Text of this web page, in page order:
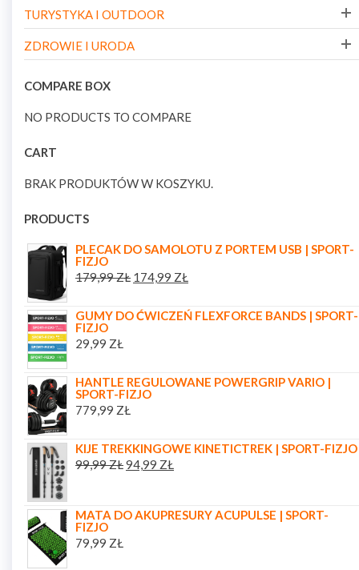
TURYSTYKA I OUTDOOR
ZDROWIE I URODA
COMPARE BOX
NO PRODUCTS TO COMPARE
CART
BRAK PRODUKTÓW W KOSZYKU.
PRODUCTS
PLECAK DO SAMOLOTU Z PORTEM USB | SPORT-
FIZJO
179,99ZŁ 174,99 ZŁ
GUMY DO ĆWICZEŃ FLEXFORCE BANDS | SPORT-
FIZJO
29,99 ZŁ
HANTLE REGULOWANE POWERGRIP VARIO |
SPORT-FIZJO
779,99 ZŁ
KIJE TREKKINGOWE KINETICTREK | SPORT-FIZJO
99,99ZŁ94,99 ZŁ
MATA DO AKUPRESURY ACUPULSE | SPORT-
FIZJO
79,99 ZŁ